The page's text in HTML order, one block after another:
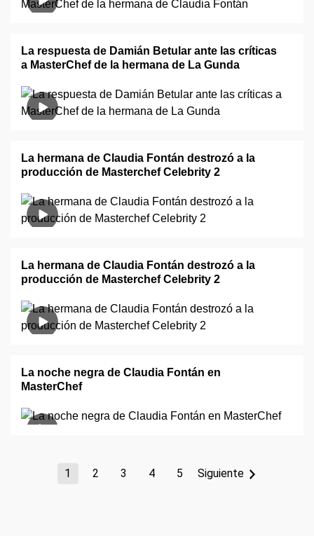
La respuesta de Damián Betular ante las críticas
a MasterChef de la hermana de La Gunda
La hermana de Claudia Fontán destrozó a la
producción de Masterchef Celebrity 2
La hermana de Claudia Fontán destrozó a la
producción de Masterchef Celebrity 2
La noche negra de Claudia Fontán en
MasterChef
1 2 3 4 5 Siguiente